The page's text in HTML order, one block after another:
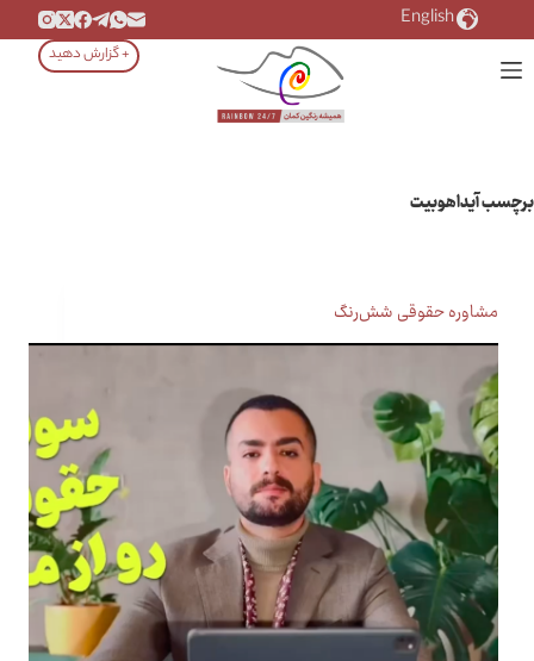
به
محتوا
English
+ گزارش دهید
برچسبآیداهوبیت
مشاوره حقوقی شش‌رنگ